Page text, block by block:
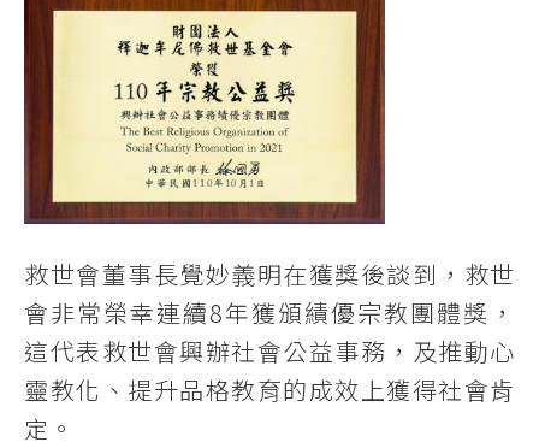
救世會董事長覺妙義明在獲獎後談到，救世
會非常榮幸連續8年獲頒績優宗教團體獎，
這代表救世會興辦社會公益事務，及推動心
靈教化、提升品格教育的成效上獲得社會肯
定。